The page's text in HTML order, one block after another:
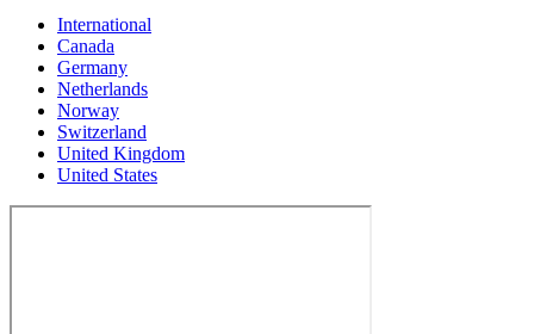
International
Canada
Germany
Netherlands
Norway
Switzerland
United Kingdom
United States